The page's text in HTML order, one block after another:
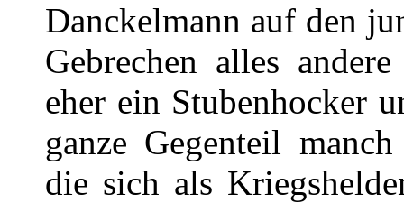
Danckelmann auf den
Gebrechen alles
eher ein Stubenhocker
ganze Gegenteil
die sich als